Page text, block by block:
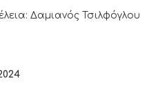
Δαμιανός Τσιλφόγλου